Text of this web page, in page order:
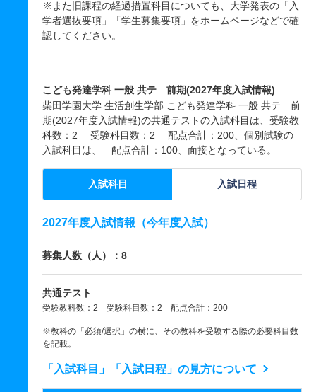
※また旧課程の経過措置科目についても、大学発表の「入
学者選抜要項」「学生募集要項」をホームページなどで確
認してください。
こども発達学科 一般 共テ 前期(2027年度入試情報)
柴田学園大学 生活創生学部 こども発達学科 一般 共テ 前
期(2027年度入試情報)の共通テストの入試科目は、受験教
科数：2 受験科目数：2 配点合計：200、個別試験の
入試科目は、 配点合計：100、面接となっている。
入試科目 入試日程
2027年度入試情報（今年度入試）
募集人数（人）：8
共通テスト
受験教科数：2 受験科目数：2 配点合計：200
※教科の「必須/選択」の横に、その教科を受験する際の必要科目数
を記載。
「入試科目」「入試日程」の見方について